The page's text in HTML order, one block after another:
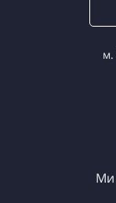
м.
Ми